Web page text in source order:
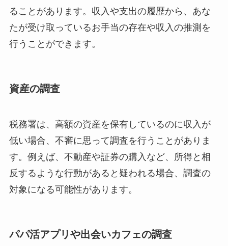
ることがあります。収入や支出の履歴から、あな
たが受け取っているお手当の存在や収入の推測を
行うことができます。
資産の調査
税務署は、高額の資産を保有しているのに収入が
低い場合、不審に思って調査を行うことがありま
す。例えば、不動産や証券の購入など、所得と相
反するような行動があると疑われる場合、調査の
対象になる可能性があります。
パパ活アプリや出会いカフェの調査